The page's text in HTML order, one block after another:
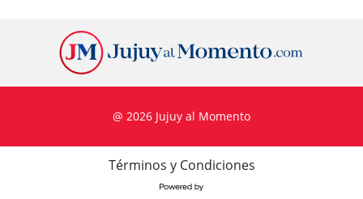
@ 2026 Jujuy al Momento
Términos y Condiciones